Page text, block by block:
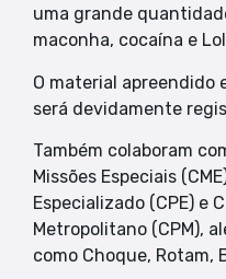
uma grande
maconha, cocaína e
O material apreendido
será devidamente
Também colaboram
Missões Especiais
Especializado (CPE) e
Metropolitano (CPM),
como Choque, Rotam,